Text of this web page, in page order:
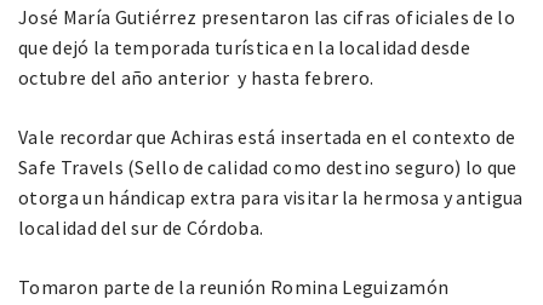
José María Gutiérrez presentaron las cifras oficiales de lo
que dejó la temporada turística en la localidad desde
octubre del año anterior y hasta febrero.
Vale recordar que Achiras está insertada en el contexto de
Safe Travels (Sello de calidad como destino seguro) lo que
otorga un hándicap extra para visitar la hermosa y antigua
localidad del sur de Córdoba.
Tomaron parte de la reunión Romina Leguizamón